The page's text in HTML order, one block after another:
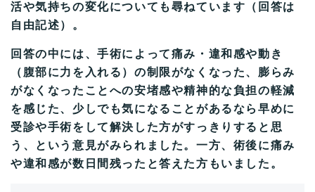
活や気持ちの変化についても尋ねています（回答は
自由記述）。
回答の中には、手術によって痛み・違和感や動き
（腹部に力を入れる）の制限がなくなった、膨らみ
がなくなったことへの安堵感や精神的な負担の軽減
を感じた、少しでも気になることがあるなら早めに
受診や手術をして解決した方がすっきりすると思
う、という意見がみられました。一方、術後に痛み
や違和感が数日間残ったと答えた方もいました。